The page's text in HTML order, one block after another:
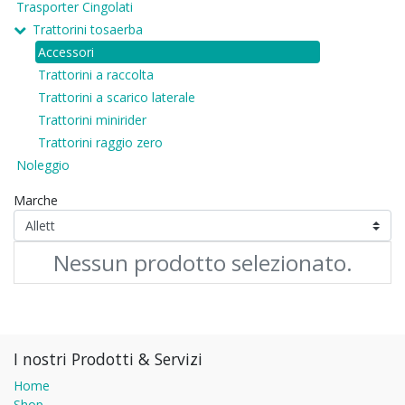
Trasporter Cingolati
Trattorini tosaerba
Accessori
Trattorini a raccolta
Trattorini a scarico laterale
Trattorini minirider
Trattorini raggio zero
Noleggio
Marche
Nessun prodotto selezionato.
I nostri Prodotti & Servizi
Home